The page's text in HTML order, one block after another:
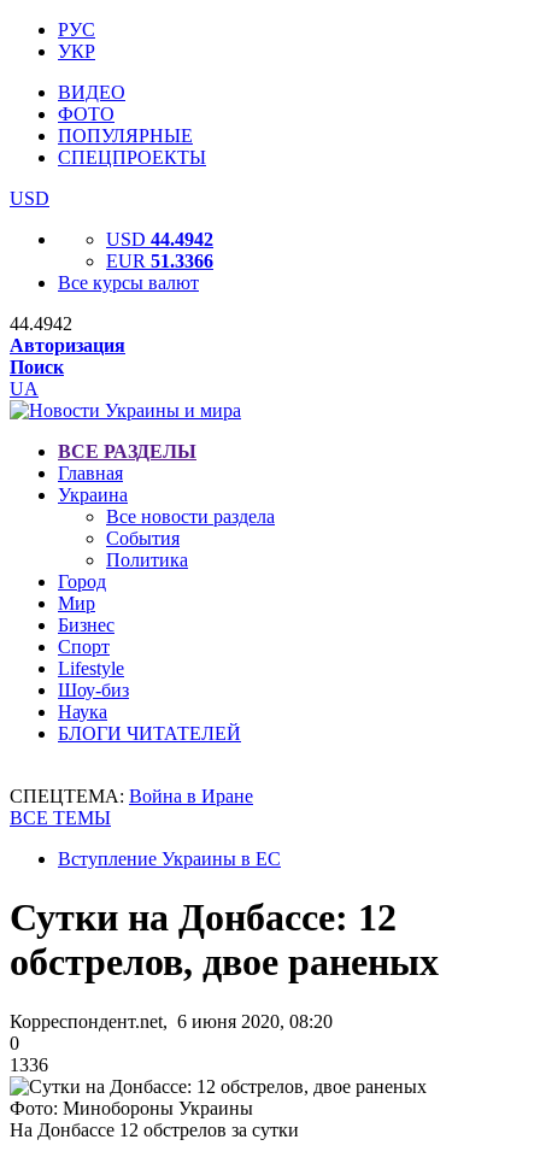
РУС
УКР
ВИДЕО
ФОТО
ПОПУЛЯРНЫЕ
СПЕЦПРОЕКТЫ
USD
USD 44.4942
EUR 51.3366
Все курсы валют
44.4942
Авторизация
Поиск
UA
ВСЕ РАЗДЕЛЫ
Главная
Украина
Все новости раздела
События
Политика
Город
Мир
Бизнес
Спорт
Lifestyle
Шоу-биз
Наука
БЛОГИ ЧИТАТЕЛЕЙ
СПЕЦТЕМА: Война в Иране
ВСЕ ТЕМЫ
Вступление Украины в ЕС
Сутки на Донбассе: 12
обстрелов, двое раненых
Корреспондент.net, 6 июня 2020, 08:20
0
1336
Фото: Минобороны Украины
На Донбассе 12 обстрелов за сутки